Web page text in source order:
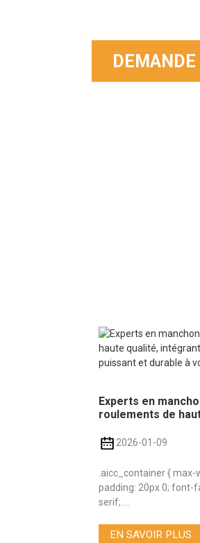
Experts en
roulements de
2026-01-09
.aicc_container { max-
padding: 20px 0; font-
serif; ...
EN SAVOIR PLUS